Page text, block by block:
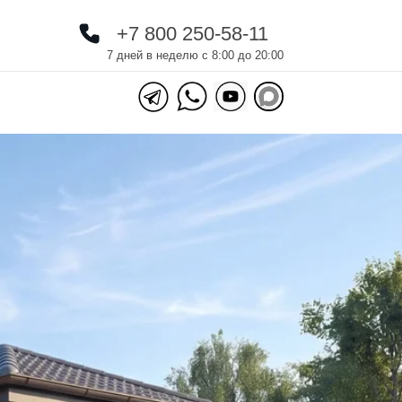
+7 800 250-58-11
7 дней в неделю с 8:00 до 20:00
+7 800 250-58-11